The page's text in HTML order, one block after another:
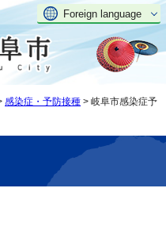
Foreign language
感染症・予防接種 > 岐阜市感染症予